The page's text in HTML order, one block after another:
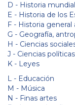
D - Historia mundial
E - Historia de los
F - Historia general
G - Geografía,
H - Ciencias
J - Ciencias políticas
K - Leyes
L - Educación
M - Música
N - Finas artes